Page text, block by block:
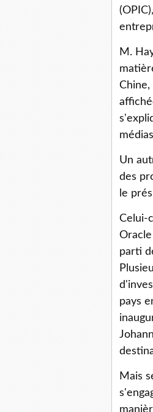
M.
Chine,
Un
des
le
Celui-
parti
pays
Mais